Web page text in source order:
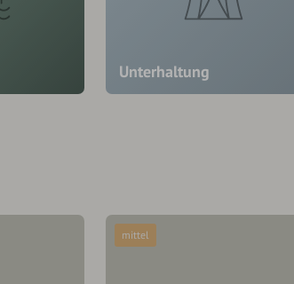
Unterhaltung
mittel